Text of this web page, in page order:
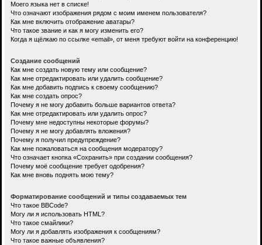
Моего языка нет в списке!
Что означают изображения рядом с моим именем пользователя?
Как мне включить отображение аватары?
Что такое звание и как я могу изменить его?
Когда я щёлкаю по ссылке «email», от меня требуют войти на конференцию!
Создание сообщений
Как мне создать новую тему или сообщение?
Как мне отредактировать или удалить сообщение?
Как мне добавить подпись к своему сообщению?
Как мне создать опрос?
Почему я не могу добавить больше вариантов ответа?
Как мне отредактировать или удалить опрос?
Почему мне недоступны некоторые форумы?
Почему я не могу добавлять вложения?
Почему я получил предупреждение?
Как мне пожаловаться на сообщения модератору?
Что означает кнопка «Сохранить» при создании сообщения?
Почему моё сообщение требует одобрения?
Как мне вновь поднять мою тему?
Форматирование сообщений и типы создаваемых тем
Что такое BBCode?
Могу ли я использовать HTML?
Что такое смайлики?
Могу ли я добавлять изображения к сообщениям?
Что такое важные объявления?